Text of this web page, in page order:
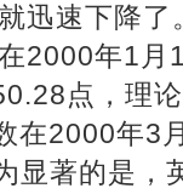
迅速下降
2000年1
点，理
在2000年3
显著的是，